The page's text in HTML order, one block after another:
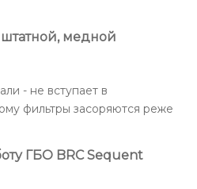
штатной, медной
- не вступает в
фильтры засоряются реже
ГБО BRC Sequent